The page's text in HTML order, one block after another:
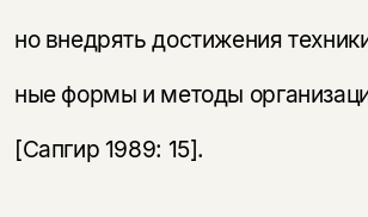
но внедрять достижения
ные формы и методы
[Сапгир 1989: 15].